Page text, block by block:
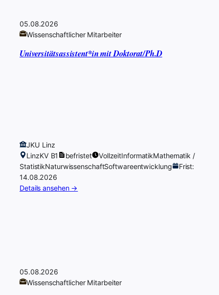
05.08.2026
Wissenschaftlicher Mitarbeiter
Universitätsassistent*in mit Doktorat/Ph.D
JKU Linz
LinzKV B1 befristet VollzeitInformatikMathematik /
StatistikNaturwissenschaftSoftwareentwicklung
Frist:
14.08.2026
Details ansehen →
05.08.2026
Wissenschaftlicher Mitarbeiter